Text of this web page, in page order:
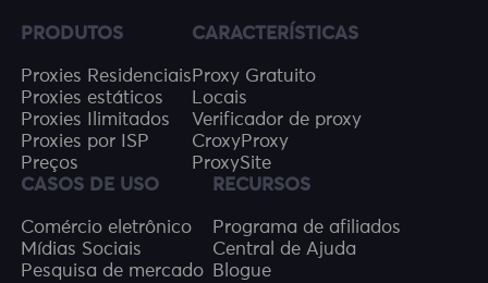
PRODUTOS
Proxies Residenciais
Proxies estáticos
Proxies Ilimitados
Proxies por ISP
Preços
CARACTERÍSTICAS
Proxy Gratuito
Locais
Verificador de proxy
CroxyProxy
ProxySite
CASOS DE USO
Comércio eletrônico
Mídias Sociais
Pesquisa de mercado
RECURSOS
Programa de afiliados
Central de Ajuda
Blogue